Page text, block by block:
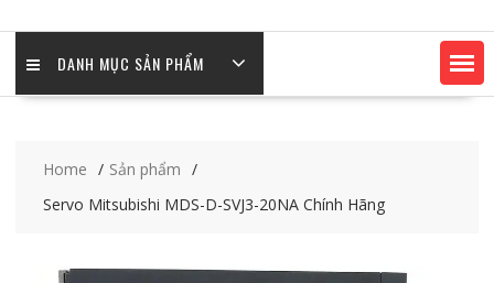
DANH MỤC SẢN PHẨM
Home
Sản phẩm
Servo Mitsubishi MDS-D-SVJ3-20NA Chính Hãng